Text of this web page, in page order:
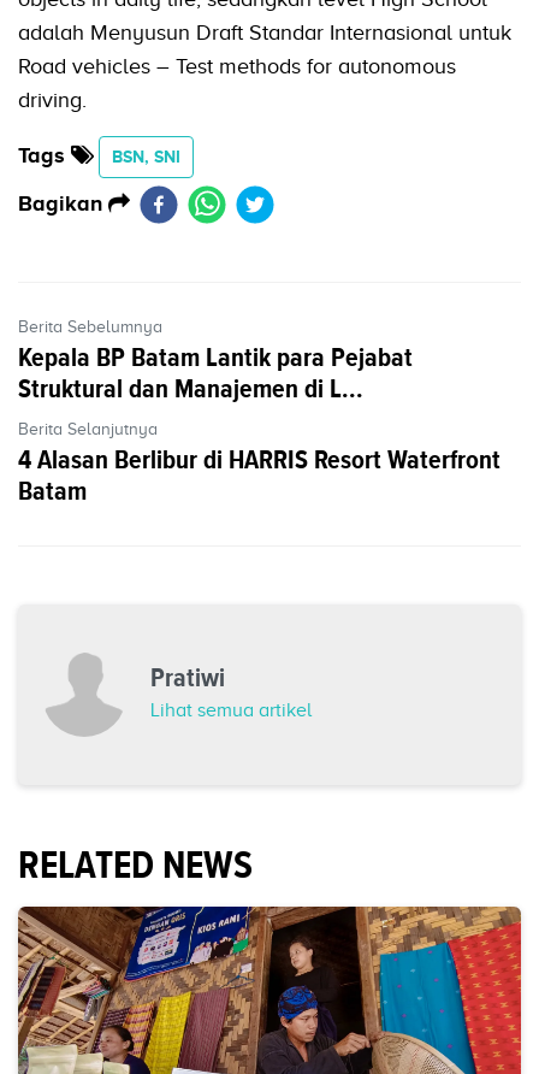
adalah Menyusun Draft Standar Internasional untuk
Road vehicles – Test methods for autonomous
driving.
Tags BSN, SNI
Bagikan
Berita Sebelumnya
Kepala BP Batam Lantik para Pejabat
Struktural dan Manajemen di L...
Berita Selanjutnya
4 Alasan Berlibur di HARRIS Resort Waterfront
Batam
Pratiwi
Lihat semua artikel
RELATED NEWS